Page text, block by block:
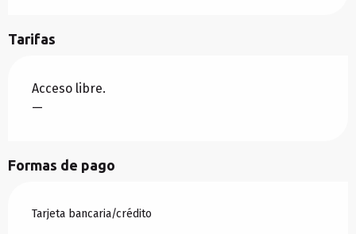
Tarifas
Acceso libre.
—
Formas de pago
Tarjeta bancaria/crédito